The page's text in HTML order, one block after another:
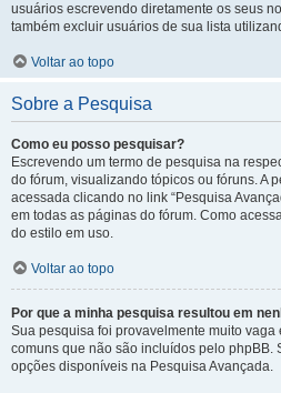
usuários escrevendo diretamente os seus
também excluir usuários de sua lista
Voltar ao topo
Sobre a Pesquisa
Como eu posso pesquisar?
Escrevendo um termo de pesquisa na
do fórum, visualizando tópicos ou fóruns. A
acessada clicando no link “Pesquisa
em todas as páginas do fórum. Como
do estilo em uso.
Voltar ao topo
Por que a minha pesquisa resultou em
Sua pesquisa foi provavelmente muito vaga
comuns que não são incluídos pelo phpBB.
opções disponíveis na Pesquisa Avançada.